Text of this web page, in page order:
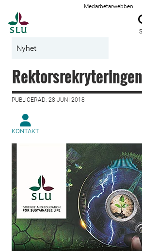
Medarbetarwebben
Nyhet
PUBLICERAD: 28 JUNI 2018
KONTAKT